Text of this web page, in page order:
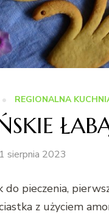
REGIONALNA
sierpnia 2023
pieczenia,
z użyciem